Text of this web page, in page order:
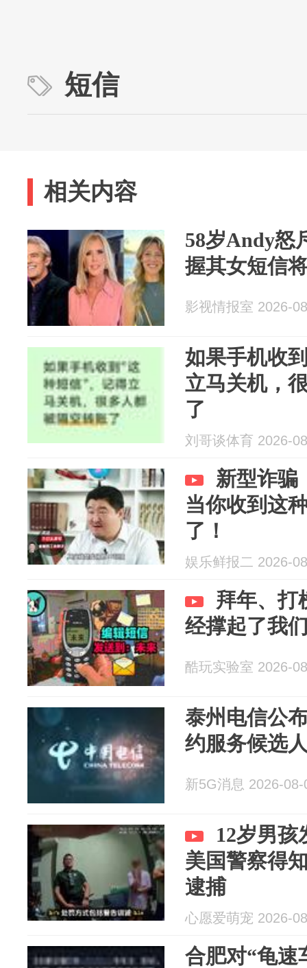
短信
相关内容
58岁Andy怒
握其女短信
影视情报室 2026-
如果手机收
立马关机，
了
刘哥谈体育 2026-
新型诈骗
当你收到这
了！
娱乐鲜报二 2026-
拜年、打
经撑起了我
酷玩实验室 2026-
泰州电信公
约服务候选
新5G消息 2026-08-
12岁男孩
美国警察得
逮捕
心愿爱萌宠 2026-
合肥对“龟速